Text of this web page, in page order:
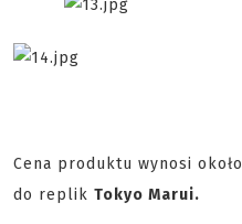
Cena produktu wynosi około
do replik Tokyo Marui.